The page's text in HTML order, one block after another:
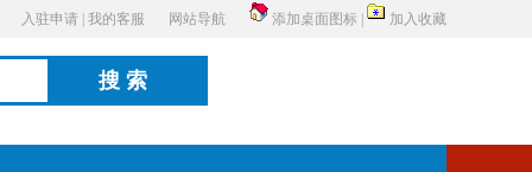
入驻申请 我的客服 网站导航 添加桌面图标 加入收藏
搜索